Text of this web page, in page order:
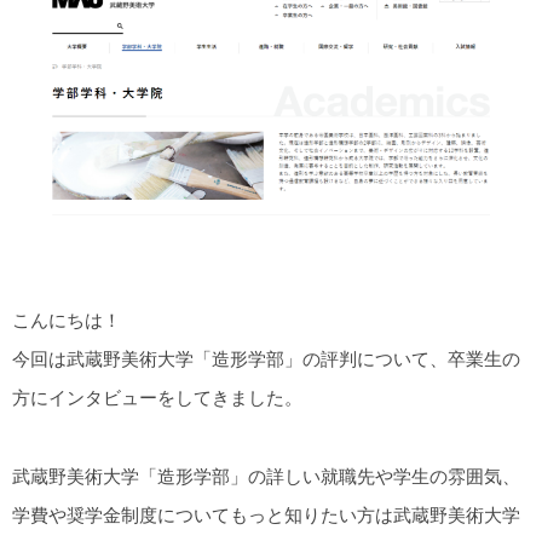
こんにちは！
今回は武蔵野美術大学「造形学部」の評判について、卒業生の
方にインタビューをしてきました。
武蔵野美術大学「造形学部」の詳しい就職先や学生の雰囲気、
学費や奨学金制度についてもっと知りたい方は武蔵野美術大学